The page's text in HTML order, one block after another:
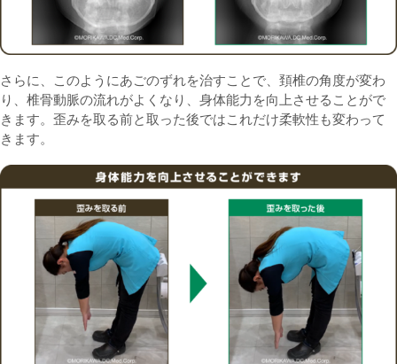
さらに、このようにあごのずれを治すことで、頚椎の角度が変わ
り、椎骨動脈の流れがよくなり、身体能力を向上させることがで
きます。歪みを取る前と取った後ではこれだけ柔軟性も変わって
きます。